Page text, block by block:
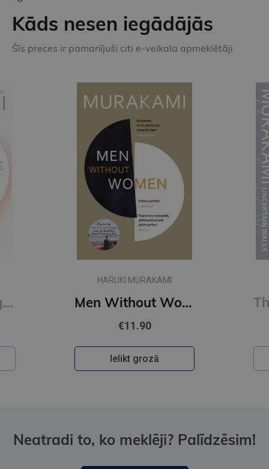
Kāds nesen iegādājās
Šīs preces ir pamanījuši citi e-veikala apmeklētāji
First Person Singular : mind-bending new collection of short stories
HARUKI MURAKAMI
Men Without Women
€11.90
Ielikt grozā
Neatradi to, ko meklēji? Palīdzēsim!